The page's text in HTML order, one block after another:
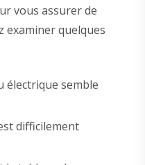
vous assurer de
examiner quelques
électrique semble
difficilement